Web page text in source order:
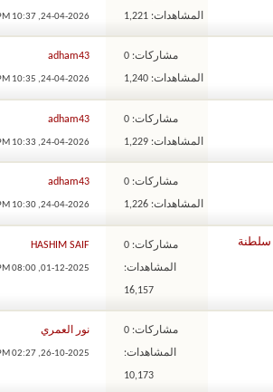
المشاهدات: 1,221 24-04-2026,
10:37 PM
مشاركات: 0
المشاهدات: 1,240
adham43
24-04-2026,
10:35 PM
مشاركات: 0
المشاهدات: 1,229
adham43
24-04-2026,
10:33 PM
مشاركات: 0
المشاهدات: 1,226
adham43
24-04-2026,
10:30 PM
سلطنة مشاركات: 0
المشاهدات:
16,157
HASHIM SAIF
01-12-2025,
08:00 PM
مشاركات: 0
المشاهدات:
10,173
نور العمري
26-10-2025,
02:27 PM